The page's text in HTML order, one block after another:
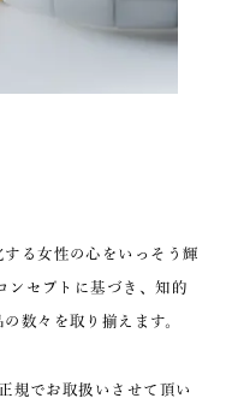
る女性の心をいっそう輝
ンセプトに基づき、知的
数々を取り揃えます。
規でお取扱いさせて頂い